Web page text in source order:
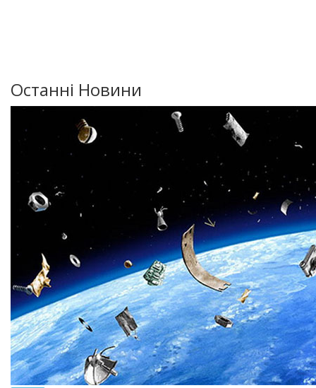
Останні Новини